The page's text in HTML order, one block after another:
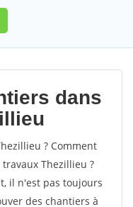
dans
? Comment
Thezillieu ?
il n'est pas toujours
des chantiers à